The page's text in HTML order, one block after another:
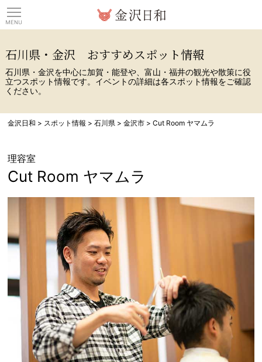
石川県・金沢 おすすめスポット情報
石川県・金沢を中心に加賀・能登や、富山・福井の観光や散策に役
立つスポット情報です。イベントの詳細は各スポット情報をご確認
ください。
金沢日和 > スポット情報 >石川県 >金沢市 >Cut Room ヤマムラ
理容室
Cut Room ヤマムラ